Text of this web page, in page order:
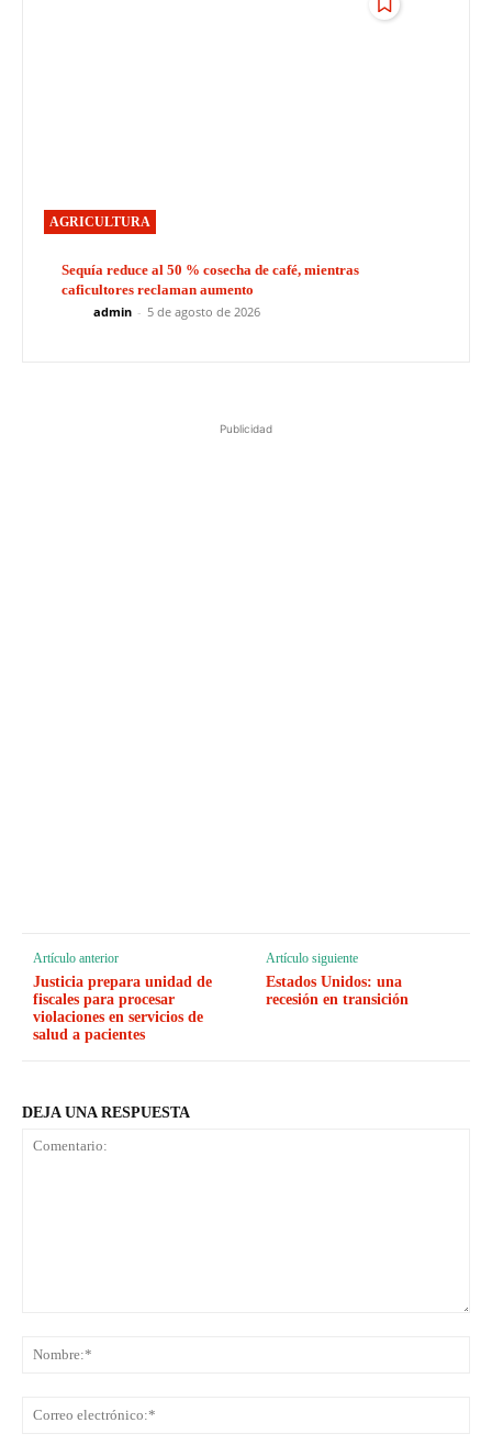
AGRICULTURA
Sequía reduce al 50 % cosecha de café, mientras
caficultores reclaman aumento
admin - 5 de agosto de 2026
Publicidad
Artículo anterior
Justicia prepara unidad de
fiscales para procesar
violaciones en servicios de
salud a pacientes
Artículo siguiente
Estados Unidos: una
recesión en transición
DEJA UNA RESPUESTA